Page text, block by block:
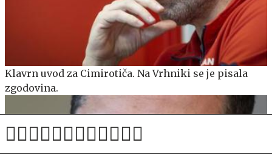
Klavrn uvod za Cimirotiča. Na Vrhniki se je pisala
zgodovina.